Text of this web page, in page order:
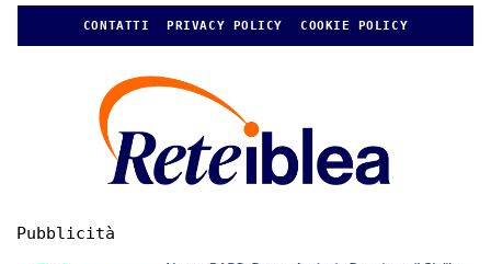
CONTATTI PRIVACY POLICY COOKIE POLICY
Pubblicità